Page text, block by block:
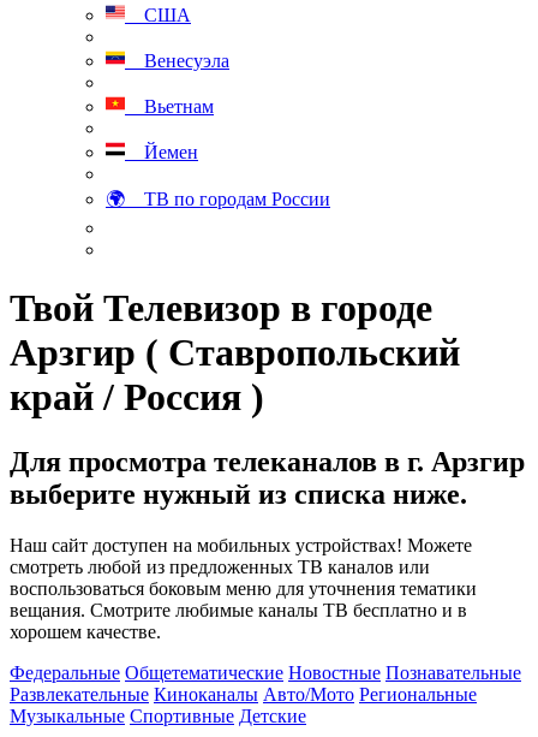
США
Венесуэла
Вьетнам
Йемен
🌍 ТВ по городам России
Твой Телевизор в городе
Арзгир ( Ставропольский
край / Россия )
Для просмотра телеканалов в г. Арзгир
выберите нужный из списка ниже.
Наш сайт доступен на мобильных устройствах! Можете
смотреть любой из предложенных ТВ каналов или
воспользоваться боковым меню для уточнения тематики
вещания. Смотрите любимые каналы ТВ бесплатно и в
хорошем качестве.
Федеральные Общетематические Новостные Познавательные
Развлекательные Киноканалы Авто/Мото Региональные
Музыкальные Спортивные Детские